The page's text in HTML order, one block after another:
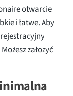
otwarcie
i łatwe. Aby
założyć